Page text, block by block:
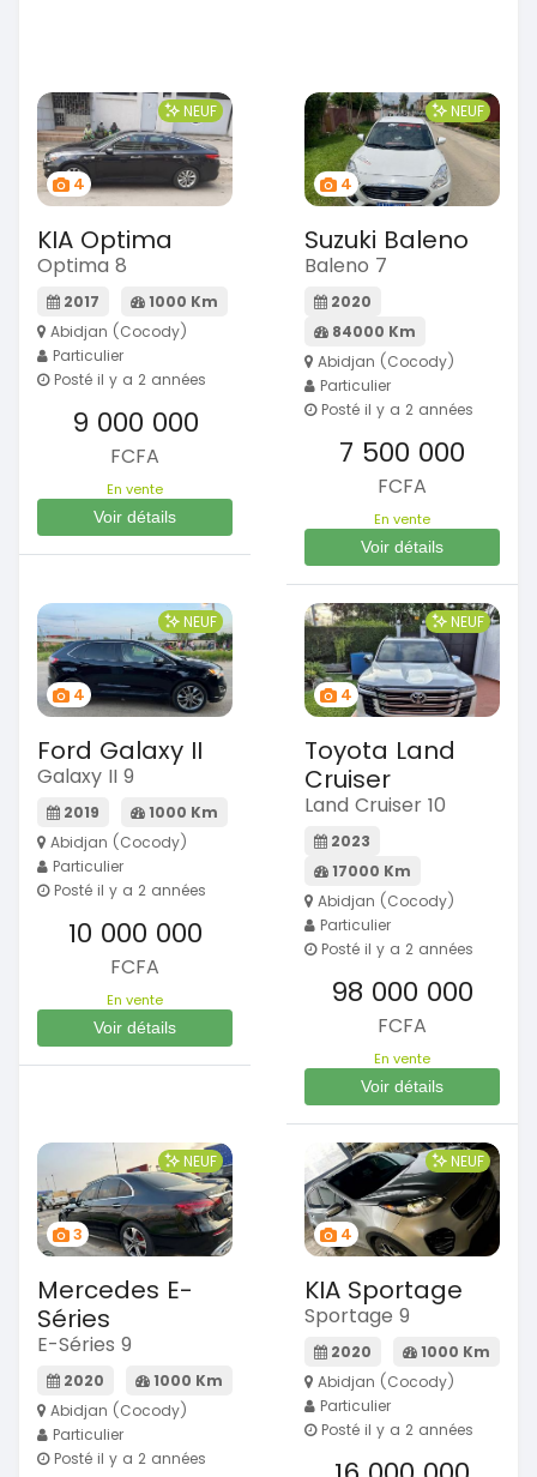
4
NEUF
KIA Optima
Optima 8
2017
1000 Km
Abidjan (Cocody)
Particulier
Posté il y a 2 années
9 000 000
FCFA
En vente
Voir détails
4
NEUF
Suzuki Baleno
Baleno 7
2020
84000 Km
Abidjan (Cocody)
Particulier
Posté il y a 2 années
7 500 000
FCFA
En vente
Voir détails
4
NEUF
Ford Galaxy II
Galaxy II 9
2019
1000 Km
Abidjan (Cocody)
Particulier
Posté il y a 2 années
10 000 000
FCFA
En vente
Voir détails
4
NEUF
Toyota Land
Cruiser
Land Cruiser 10
2023
17000 Km
Abidjan (Cocody)
Particulier
Posté il y a 2 années
98 000 000
FCFA
En vente
Voir détails
3
NEUF
Mercedes E-
Séries
E-Séries 9
2020
1000 Km
Abidjan (Cocody)
Particulier
Posté il y a 2 années
4
NEUF
KIA Sportage
Sportage 9
2020
1000 Km
Abidjan (Cocody)
Particulier
Posté il y a 2 années